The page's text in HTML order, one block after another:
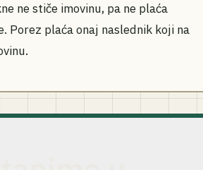
ne stiče imovinu, pa ne plaća
Porez plaća onaj naslednik koji na